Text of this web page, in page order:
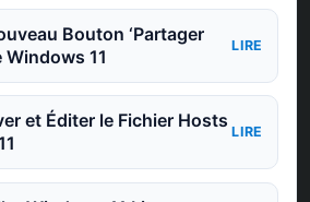
Bouton ‘Partager
Windows 11
LIRE
et Éditer le Fichier Hosts
LIRE